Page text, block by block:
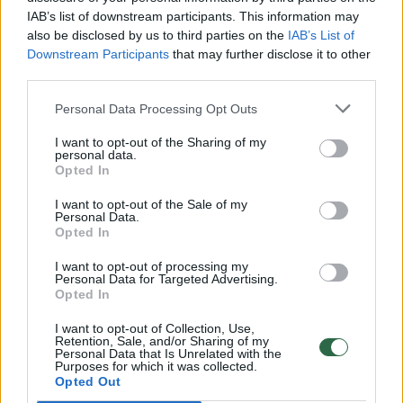
IAB’s list of downstream participants. This information may
also be disclosed by us to third parties on the IAB’s List of
Downstream Participants that may further disclose it to other
Personal Data Processing Opt Outs
I want to opt-out of the Sharing of my
personal data.
Opted In
I want to opt-out of the Sale of my
Personal Data.
Opted In
I want to opt-out of processing my
Personal Data for Targeted Advertising.
Opted In
I want to opt-out of Collection, Use,
Retention, Sale, and/or Sharing of my
Personal Data that Is Unrelated with the
Purposes for which it was collected.
Opted Out
vaiko gyvybių išgelbėti nepavyko
Žinios | Lietuvos diena
00:00:57
Savaitės vidurys nusimato karštas: temperatūra kils iki
32 laipsnių šilumos
Žinios | Orai
00:15:54
V. Zalužno pasisakymą laiko bandymu įsitvirtinti
Laidos | Nauja diena
K. Prunskienės brolis prisiminė jaudinančią akimirką
prieš mirtį: „Tai buvo simbolinis mūsų pagerbimo
ženklas“